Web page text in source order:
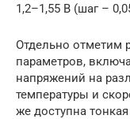
1,2–1,55 В (шаг –
Отдельно отметим
параметров,
напряжений на
температуры и
же доступна